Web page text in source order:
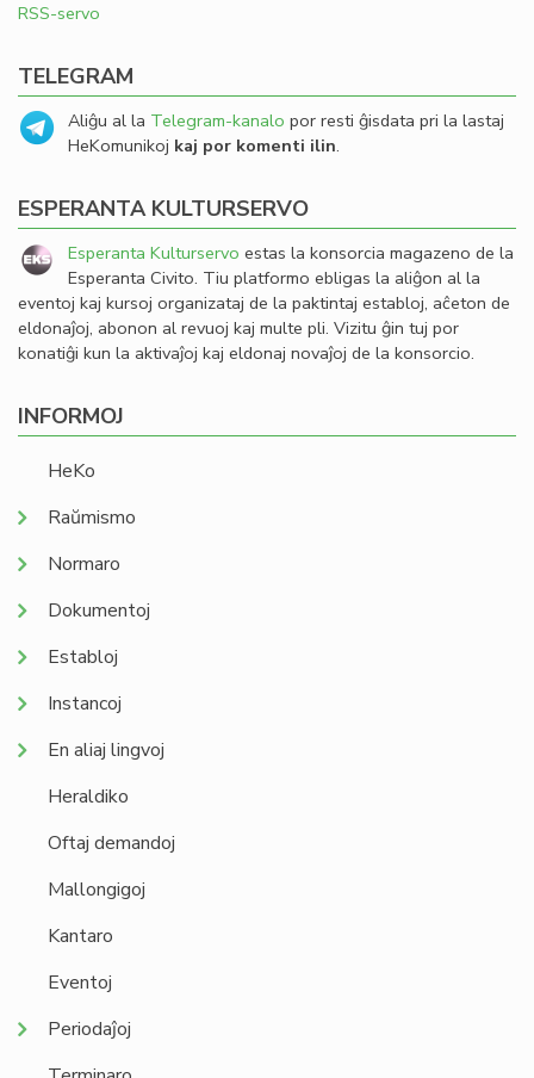
RSS-servo
TELEGRAM
Aliĝu al la Telegram-kanalo por resti ĝisdata pri la lastaj
HeKomunikoj kaj por komenti ilin.
ESPERANTA KULTURSERVO
Esperanta Kulturservo estas la konsorcia magazeno de la
Esperanta Civito. Tiu platformo ebligas la aliĝon al la
eventoj kaj kursoj organizataj de la paktintaj establoj, aĉeton de
eldonaĵoj, abonon al revuoj kaj multe pli. Vizitu ĝin tuj por
konatiĝi kun la aktivaĵoj kaj eldonaj novaĵoj de la konsorcio.
INFORMOJ
HeKo
Raŭmismo
Normaro
Dokumentoj
Establoj
Instancoj
En aliaj lingvoj
Heraldiko
Oftaj demandoj
Mallongigoj
Kantaro
Eventoj
Periodaĵoj